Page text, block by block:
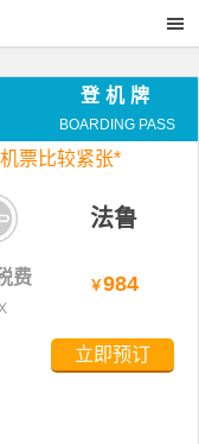
登机牌
BOARDING PASS
机票比较紧张*
法鲁
费 ￥984
立即预订